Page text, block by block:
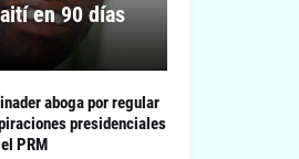
en 90 días
aboga por regular
presidenciales
PRM